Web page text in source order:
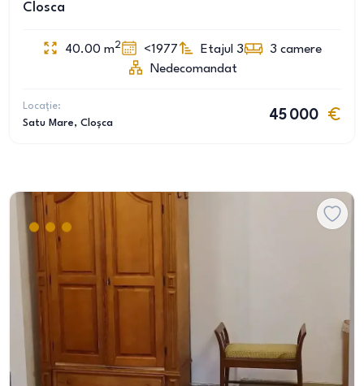
Closca
40.00 m2 <1977 Etajul 3 3 camere
Nedecomandat
Locație:
Satu Mare, Cloșca
45 000